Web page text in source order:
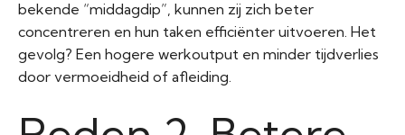
bekende “middagdip”, kunnen zij zich beter
concentreren en hun taken efficiënter uitvoeren. Het
gevolg? Een hogere werkoutput en minder tijdverlies
door vermoeidheid of afleiding.